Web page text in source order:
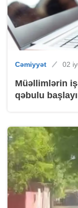
Cəmiyyət 02
Müəllimlərin
qəbulu